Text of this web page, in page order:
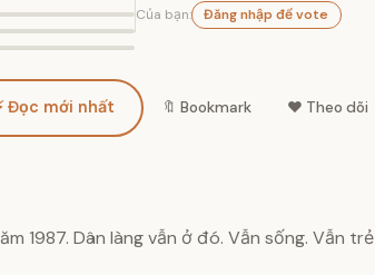
Của bạn: Đăng nhập để vote
Đọc mới nhất 🔖 Bookmark ❤️ Theo dõi
1987. Dân làng vẫn ở đó. Vẫn sống. Vẫn